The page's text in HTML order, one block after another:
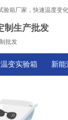
箱厂家，快速温度变
制生产批发
批发
变实验箱 新